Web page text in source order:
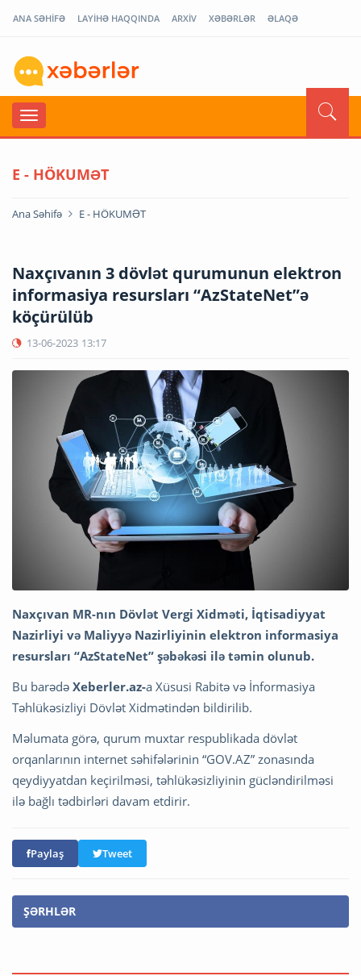
ANA SƏHİFƏ LAYİHƏ HAQQINDA ARXİV XƏBƏRLƏR ƏLAQƏ
E - HÖKUMƏT
Ana Səhifə E - HÖKUMƏT
Naxçıvanın 3 dövlət qurumunun elektron
informasiya resursları “AzStateNet”ə
köçürülüb
13-06-2023 13:17
Naxçıvan MR-nın Dövlət Vergi Xidməti, İqtisadiyyat
Nazirliyi və Maliyyə Nazirliyinin elektron informasiya
resursları “AzStateNet” şəbəkəsi ilə təmin olunub.
Bu barədə Xeberler.az-a Xüsusi Rabitə və İnformasiya
Təhlükəsizliyi Dövlət Xidmətindən bildirilib.
Məlumata görə, qurum muxtar respublikada dövlət
orqanlarının internet səhifələrinin “GOV.AZ” zonasında
qeydiyyatdan keçirilməsi, təhlükəsizliyinin gücləndirilməsi
ilə bağlı tədbirləri davam etdirir.
Paylaş Tweet
ŞƏRHLƏR